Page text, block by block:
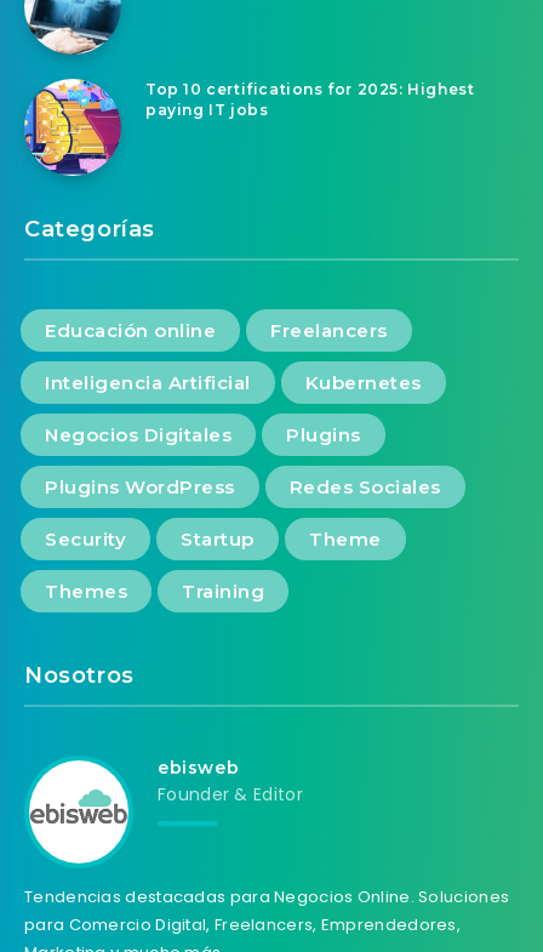
Top 10 certifications for 2025: Highest
paying IT jobs
Categorías
Educación online Freelancers
Inteligencia Artificial Kubernetes
Negocios Digitales Plugins
Plugins WordPress Redes Sociales
Security Startup Theme
Themes Training
Nosotros
ebisweb
Founder & Editor
Tendencias destacadas para Negocios Online. Soluciones
para Comercio Digital, Freelancers, Emprendedores,